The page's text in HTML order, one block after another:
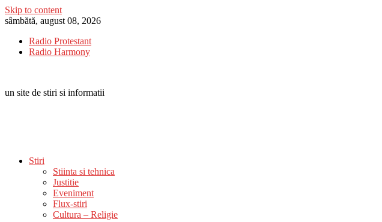
Skip to content
sâmbătă, august 08, 2026
Radio Protestant
Radio Harmony
un site de stiri si informatii
Stiri
Stiinta si tehnica
Justitie
Eveniment
Flux-stiri
Cultura – Religie